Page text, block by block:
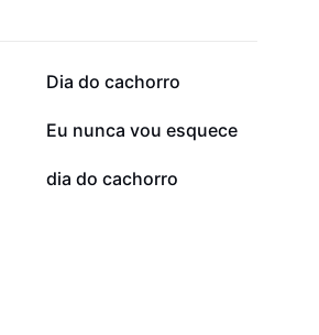
2,6 mil
Dia do cachorro
864
Eu nunca vou esquece
7
dia do cachorro